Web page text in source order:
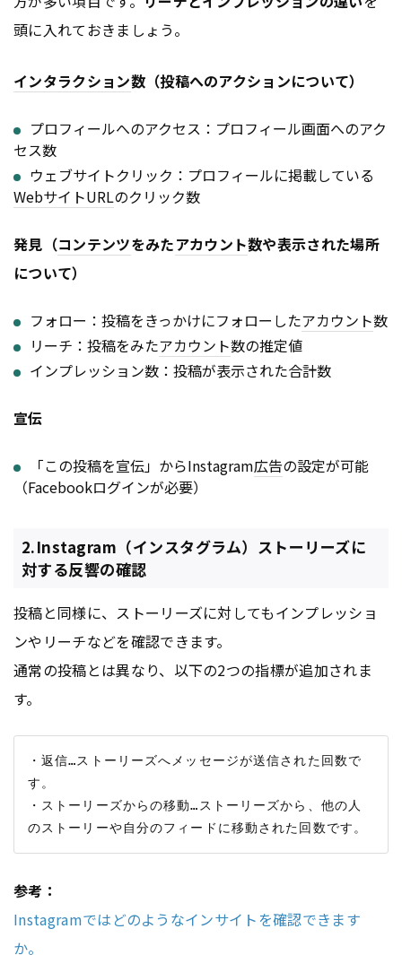
頭に入れておきましょう。
インタラクション数（投稿へのアクションについて）
プロフィールへのアクセス：プロフィール画面へのアク
セス数
ウェブサイトクリック：プロフィールに掲載している
WebサイトURLのクリック数
発見（コンテンツをみたアカウント数や表示された場所
について）
フォロー：投稿をきっかけにフォローしたアカウント数
リーチ：投稿をみたアカウント数の推定値
インプレッション数：投稿が表示された合計数
宣伝
「この投稿を宣伝」からInstagram広告の設定が可能
（Facebookログインが必要）
2.Instagram（インスタグラム）ストーリーズに
対する反響の確認
投稿と同様に、ストーリーズに対してもインプレッショ
ンやリーチなどを確認できます。
通常の投稿とは異なり、以下の2つの指標が追加されま
す。
・返信…ストーリーズへメッセージが送信された回数で
す。
・ストーリーズからの移動…ストーリーズから、他の人
参考：
Instagramではどのようなインサイトを確認できます
か。